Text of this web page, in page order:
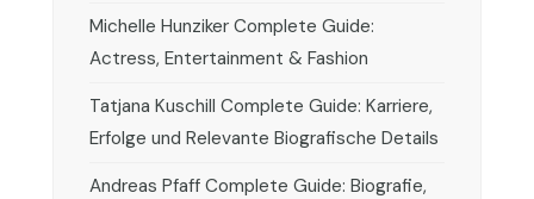
Michelle Hunziker Complete Guide:
Actress, Entertainment & Fashion
Tatjana Kuschill Complete Guide: Karriere,
Erfolge und Relevante Biografische Details
Andreas Pfaff Complete Guide: Biografie,